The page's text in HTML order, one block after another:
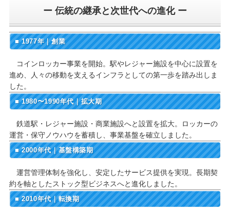
ー 伝統の継承と次世代への進化 ー
■ 1977年｜創業
コインロッカー事業を開始。駅やレジャー施設を中心に設置を
進め、人々の移動を支えるインフラとしての第一歩を踏み出しま
した。
■ 1980〜1990年代｜拡大期
鉄道駅・レジャー施設・商業施設へと設置を拡大。ロッカーの
運営・保守ノウハウを蓄積し、事業基盤を確立しました。
■ 2000年代｜基盤構築期
運営管理体制を強化し、安定したサービス提供を実現。長期契
約を軸としたストック型ビジネスへと進化しました。
■ 2010年代｜転換期